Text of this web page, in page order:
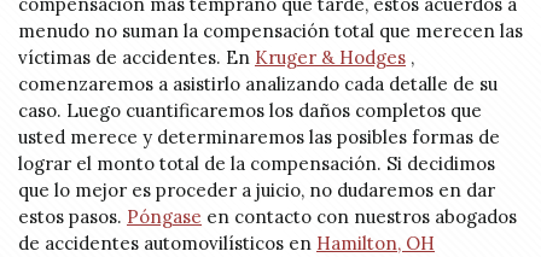
menudo no suman la compensación total que merecen las
víctimas de accidentes. En Kruger & Hodges ,
comenzaremos a asistirlo analizando cada detalle de su
caso. Luego cuantificaremos los daños completos que
usted merece y determinaremos las posibles formas de
lograr el monto total de la compensación. Si decidimos
que lo mejor es proceder a juicio, no dudaremos en dar
estos pasos. Póngase en contacto con nuestros abogados
de accidentes automovilísticos en Hamilton, OH